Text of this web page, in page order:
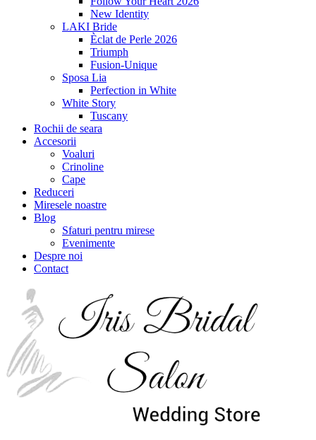
New Identity
LAKI Bride
Èclat de Perle 2026
Triumph
Fusion-Unique
Sposa Lia
Perfection in White
White Story
Tuscany
Rochii de seara
Accesorii
Voaluri
Crinoline
Cape
Reduceri
Miresele noastre
Blog
Sfaturi pentru mirese
Evenimente
Despre noi
Contact